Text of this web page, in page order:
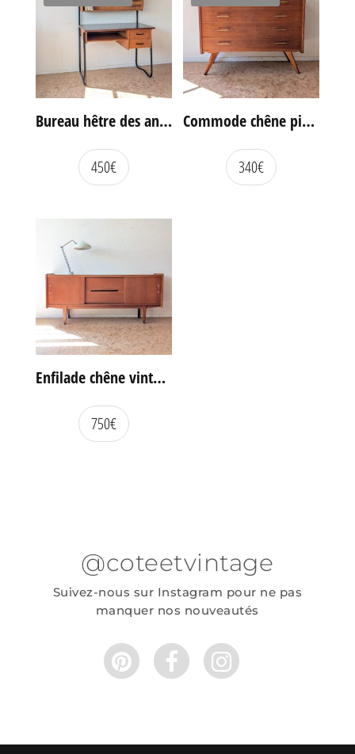
Bureau hêtre des années 60
450€
Commode chêne pieds compas vintage
340€
Enfilade chêne vintage portes coulissantes
750€
@coteetvintage
Suivez-nous sur Instagram pour ne pas
manquer nos nouveautés